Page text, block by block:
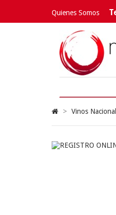
Quienes Somos
> Vinos